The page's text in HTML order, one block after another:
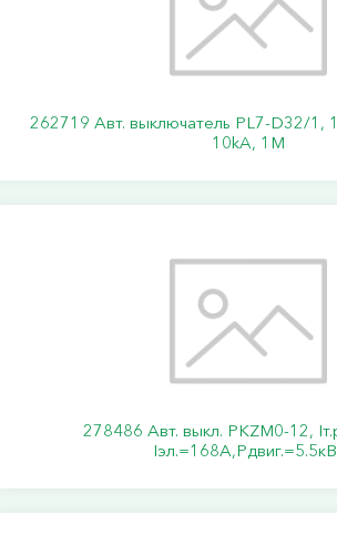
262719 Авт. выключатель PL7-D32/1,
10kA, 1M
278486 Авт. выкл. PKZM0-12,